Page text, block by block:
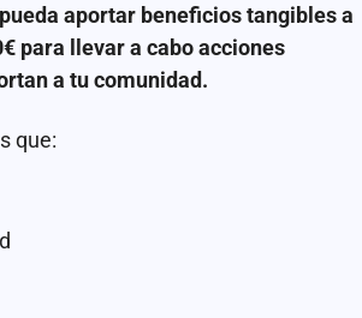
aportar beneficios tangibles a
para llevar a cabo acciones
a tu comunidad.
que: